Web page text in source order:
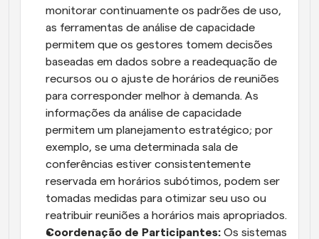
monitorar continuamente os padrões de uso,
as ferramentas de análise de capacidade
permitem que os gestores tomem decisões
baseadas em dados sobre a readequação de
recursos ou o ajuste de horários de reuniões
para corresponder melhor à demanda. As
informações da análise de capacidade
permitem um planejamento estratégico; por
exemplo, se uma determinada sala de
conferências estiver consistentemente
reservada em horários subótimos, podem ser
tomadas medidas para otimizar seu uso ou
reatribuir reuniões a horários mais apropriados.
Coordenação de Participantes: Os sistemas